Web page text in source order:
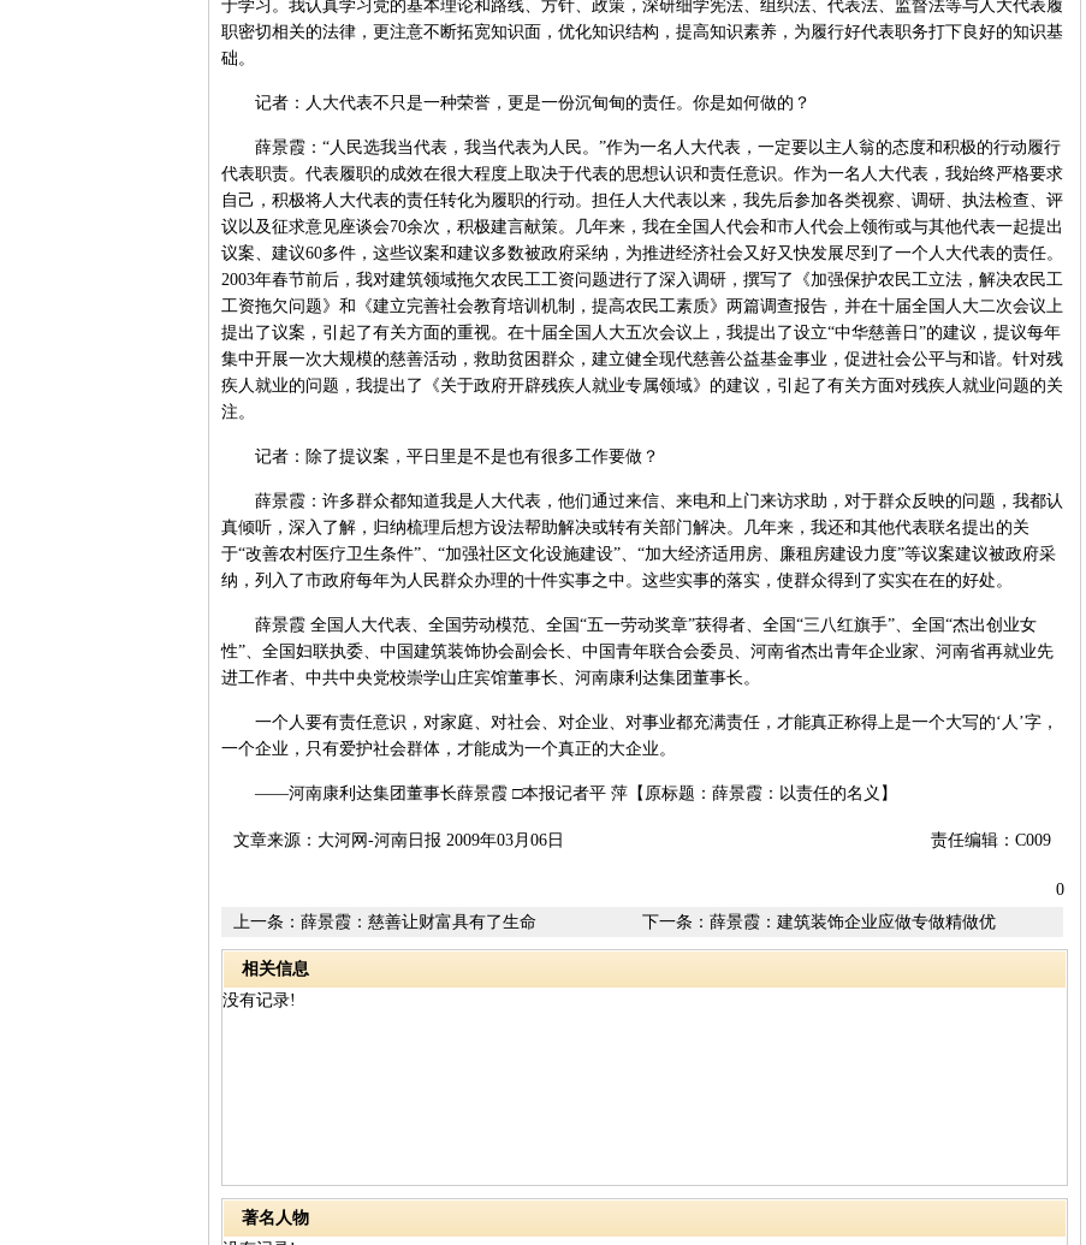
于学习。我认真学习党的基本理论和路线、方针、政策，深研细学宪法、组织法、代表法、监督法等与人大代表履
职密切相关的法律，更注意不断拓宽知识面，优化知识结构，提高知识素养，为履行好代表职务打下良好的知识基
础。
记者：人大代表不只是一种荣誉，更是一份沉甸甸的责任。你是如何做的？
薛景霞：“人民选我当代表，我当代表为人民。”作为一名人大代表，一定要以主人翁的态度和积极的行动履行
代表职责。代表履职的成效在很大程度上取决于代表的思想认识和责任意识。作为一名人大代表，我始终严格要求
自己，积极将人大代表的责任转化为履职的行动。担任人大代表以来，我先后参加各类视察、调研、执法检查、评
议以及征求意见座谈会70余次，积极建言献策。几年来，我在全国人代会和市人代会上领衔或与其他代表一起提出
议案、建议60多件，这些议案和建议多数被政府采纳，为推进经济社会又好又快发展尽到了一个人大代表的责任。
2003年春节前后，我对建筑领域拖欠农民工工资问题进行了深入调研，撰写了《加强保护农民工立法，解决农民工
工资拖欠问题》和《建立完善社会教育培训机制，提高农民工素质》两篇调查报告，并在十届全国人大二次会议上
提出了议案，引起了有关方面的重视。在十届全国人大五次会议上，我提出了设立“中华慈善日”的建议，提议每年
集中开展一次大规模的慈善活动，救助贫困群众，建立健全现代慈善公益基金事业，促进社会公平与和谐。针对残
疾人就业的问题，我提出了《关于政府开辟残疾人就业专属领域》的建议，引起了有关方面对残疾人就业问题的关
注。
记者：除了提议案，平日里是不是也有很多工作要做？
薛景霞：许多群众都知道我是人大代表，他们通过来信、来电和上门来访求助，对于群众反映的问题，我都认
真倾听，深入了解，归纳梳理后想方设法帮助解决或转有关部门解决。几年来，我还和其他代表联名提出的关
于“改善农村医疗卫生条件”、“加强社区文化设施建设”、“加大经济适用房、廉租房建设力度”等议案建议被政府采
纳，列入了市政府每年为人民群众办理的十件实事之中。这些实事的落实，使群众得到了实实在在的好处。
薛景霞 全国人大代表、全国劳动模范、全国“五一劳动奖章”获得者、全国“三八红旗手”、全国“杰出创业女
性”、全国妇联执委、中国建筑装饰协会副会长、中国青年联合会委员、河南省杰出青年企业家、河南省再就业先
进工作者、中共中央党校崇学山庄宾馆董事长、河南康利达集团董事长。
一个人要有责任意识，对家庭、对社会、对企业、对事业都充满责任，才能真正称得上是一个大写的‘人’字，
一个企业，只有爱护社会群体，才能成为一个真正的大企业。
——河南康利达集团董事长薛景霞 □本报记者平 萍【原标题：薛景霞：以责任的名义】
责任编辑：C009
文章来源：大河网-河南日报 2009年03月06日
0
下一条： 薛景霞：建筑装饰企业应做专做精做优
上一条： 薛景霞：慈善让财富具有了生命
相关信息
没有记录!
著名人物